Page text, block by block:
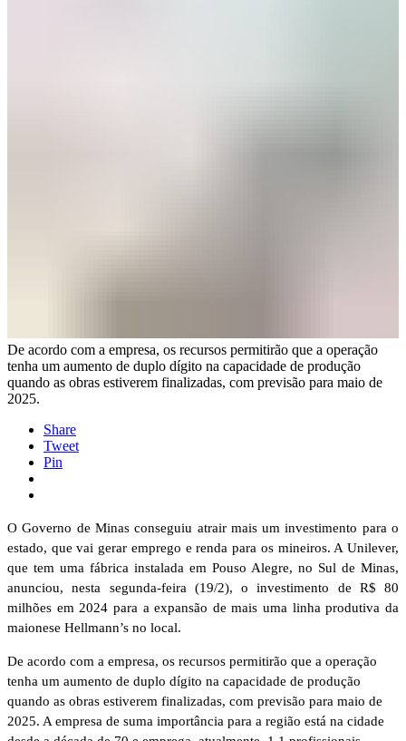
De acordo com a empresa, os recursos permitirão que a operação
tenha um aumento de duplo dígito na capacidade de produção
quando as obras estiverem finalizadas, com previsão para maio de
2025.
Share
Tweet
Pin
O Governo de Minas conseguiu atrair mais um investimento para o
estado, que vai gerar emprego e renda para os mineiros. A Unilever,
que tem uma fábrica instalada em Pouso Alegre, no Sul de Minas,
anunciou, nesta segunda-feira (19/2), o investimento de R$ 80
milhões em 2024 para a expansão de mais uma linha produtiva da
maionese Hellmann’s no local.
De acordo com a empresa, os recursos permitirão que a operação
tenha um aumento de duplo dígito na capacidade de produção
quando as obras estiverem finalizadas, com previsão para maio de
2025. A empresa de suma importância para a região está na cidade